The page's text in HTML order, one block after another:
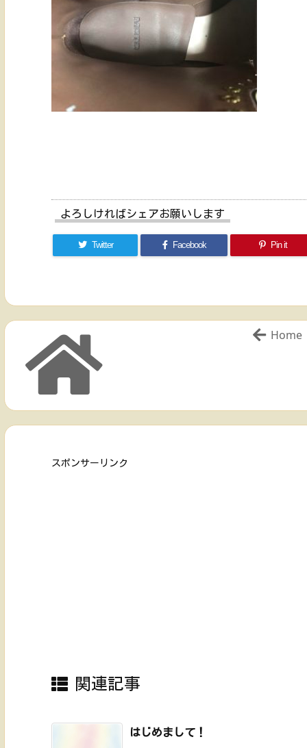
よろしければシェアお願いします
Twitter Facebook Pin it
Home
スポンサーリンク
関連記事
はじめまして！